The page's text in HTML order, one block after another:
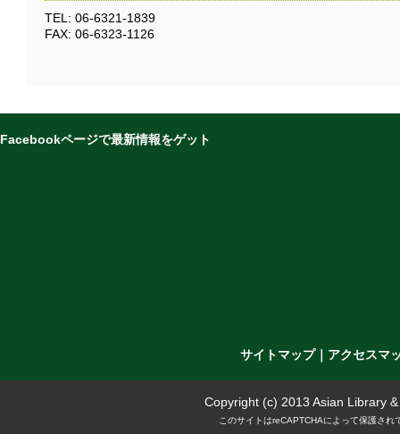
TEL: 06-6321-1839
FAX: 06-6323-1126
Facebookページで最新情報をゲット
サイトマップ｜ アクセスマ
Copyright (c) 2013 Asian Library
このサイトはreCAPTCHAによって保護され